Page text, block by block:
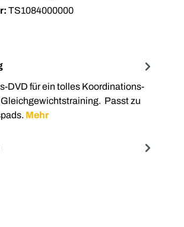
TS1084000000
DVD für ein tolles Koordinations-
Passt zu
Mehr